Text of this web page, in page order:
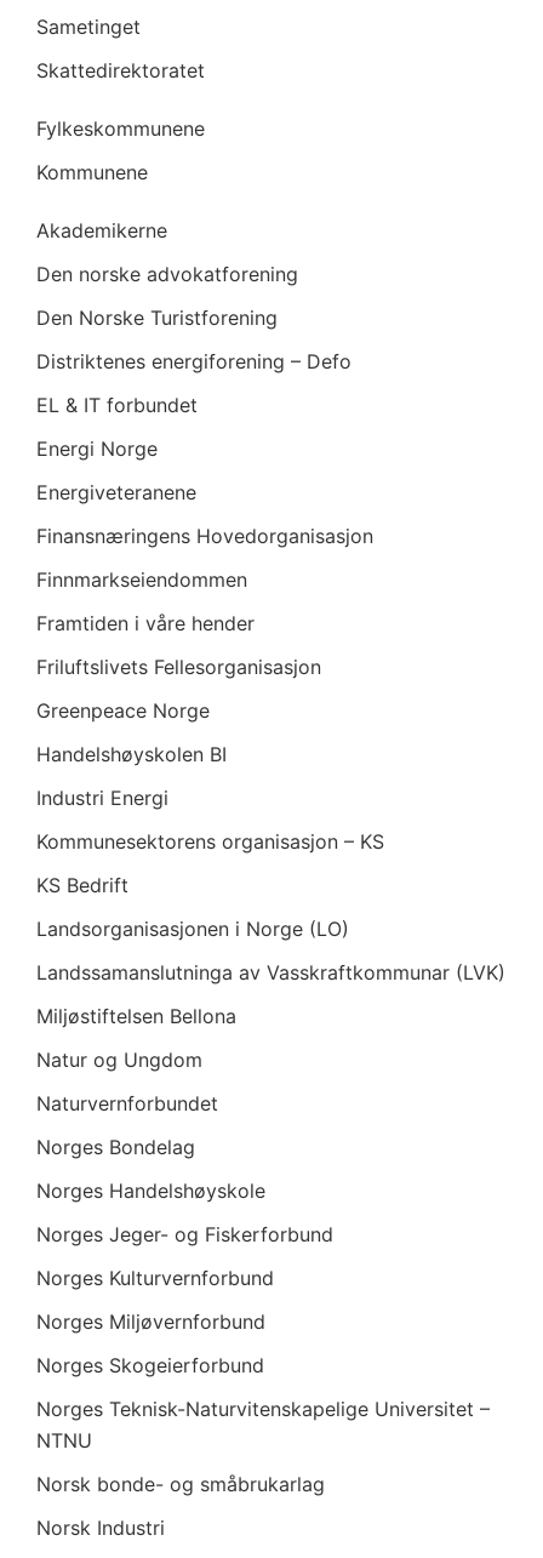
Sametinget
Skattedirektoratet
Fylkeskommunene
Kommunene
Akademikerne
Den norske advokatforening
Den Norske Turistforening
Distriktenes energiforening – Defo
EL & IT forbundet
Energi Norge
Energiveteranene
Finansnæringens Hovedorganisasjon
Finnmarkseiendommen
Framtiden i våre hender
Friluftslivets Fellesorganisasjon
Greenpeace Norge
Handelshøyskolen BI
Industri Energi
Kommunesektorens organisasjon – KS
KS Bedrift
Landsorganisasjonen i Norge (LO)
Landssamanslutninga av Vasskraftkommunar (LVK)
Miljøstiftelsen Bellona
Natur og Ungdom
Naturvernforbundet
Norges Bondelag
Norges Handelshøyskole
Norges Jeger- og Fiskerforbund
Norges Kulturvernforbund
Norges Miljøvernforbund
Norges Skogeierforbund
Norges Teknisk-Naturvitenskapelige Universitet –
NTNU
Norsk bonde- og småbrukarlag
Norsk Industri